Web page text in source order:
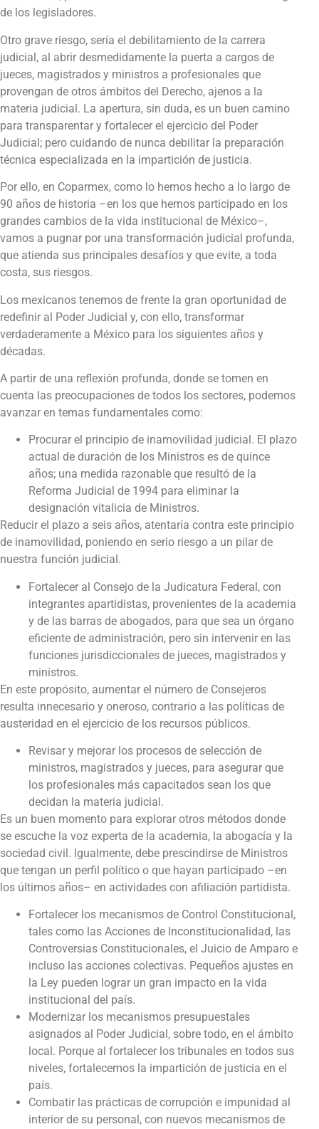
de los legisladores.
Otro grave riesgo, sería el debilitamiento de la carrera
judicial, al abrir desmedidamente la puerta a cargos de
jueces, magistrados y ministros a profesionales que
provengan de otros ámbitos del Derecho, ajenos a la
materia judicial. La apertura, sin duda, es un buen camino
para transparentar y fortalecer el ejercicio del Poder
Judicial; pero cuidando de nunca debilitar la preparación
técnica especializada en la impartición de justicia.
Por ello, en Coparmex, como lo hemos hecho a lo largo de
90 años de historia –en los que hemos participado en los
grandes cambios de la vida institucional de México–,
vamos a pugnar por una transformación judicial profunda,
que atienda sus principales desafíos y que evite, a toda
costa, sus riesgos.
Los mexicanos tenemos de frente la gran oportunidad de
redefinir al Poder Judicial y, con ello, transformar
verdaderamente a México para los siguientes años y
décadas.
A partir de una reflexión profunda, donde se tomen en
cuenta las preocupaciones de todos los sectores, podemos
avanzar en temas fundamentales como:
Procurar el principio de inamovilidad judicial. El plazo
actual de duración de los Ministros es de quince
años; una medida razonable que resultó de la
Reforma Judicial de 1994 para eliminar la
designación vitalicia de Ministros.
Reducir el plazo a seis años, atentaría contra este principio
de inamovilidad, poniendo en serio riesgo a un pilar de
nuestra función judicial.
Fortalecer al Consejo de la Judicatura Federal, con
integrantes apartidistas, provenientes de la academia
y de las barras de abogados, para que sea un órgano
eficiente de administración, pero sin intervenir en las
funciones jurisdiccionales de jueces, magistrados y
ministros.
En este propósito, aumentar el número de Consejeros
resulta innecesario y oneroso, contrario a las políticas de
austeridad en el ejercicio de los recursos públicos.
Revisar y mejorar los procesos de selección de
ministros, magistrados y jueces, para asegurar que
los profesionales más capacitados sean los que
decidan la materia judicial.
Es un buen momento para explorar otros métodos donde
se escuche la voz experta de la academia, la abogacía y la
sociedad civil. Igualmente, debe prescindirse de Ministros
que tengan un perfil político o que hayan participado –en
los últimos años– en actividades con afiliación partidista.
Fortalecer los mecanismos de Control Constitucional,
tales como las Acciones de Inconstitucionalidad, las
Controversias Constitucionales, el Juicio de Amparo e
incluso las acciones colectivas. Pequeños ajustes en
la Ley pueden lograr un gran impacto en la vida
institucional del país.
Modernizar los mecanismos presupuestales
asignados al Poder Judicial, sobre todo, en el ámbito
local. Porque al fortalecer los tribunales en todos sus
niveles, fortalecemos la impartición de justicia en el
país.
Combatir las prácticas de corrupción e impunidad al
interior de su personal, con nuevos mecanismos de